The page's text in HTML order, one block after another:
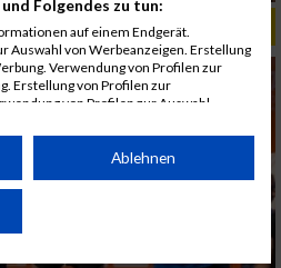
B2RUN / 16.07.2019
Folgendes zu tun:
auf einem Endgerät.
Auswahl von Werbeanzeigen. Erstellung
Verwendung von Profilen zur
Erstellung von Profilen zur
von Profilen zur Auswahl
von Zielgruppen durch Statistiken oder
Quellen. Entwicklung und
Union weitergegeben und in die
Ablehnen